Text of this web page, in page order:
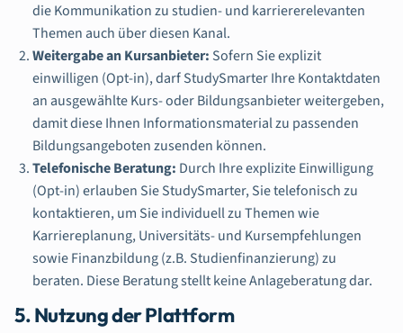
die Kommunikation zu studien- und karriererelevanten
Themen auch über diesen Kanal.
Weitergabe an Kursanbieter: Sofern Sie explizit
einwilligen (Opt-in), darf StudySmarter Ihre Kontaktdaten
an ausgewählte Kurs- oder Bildungsanbieter weitergeben,
damit diese Ihnen Informationsmaterial zu passenden
Bildungsangeboten zusenden können.
Telefonische Beratung: Durch Ihre explizite Einwilligung
(Opt-in) erlauben Sie StudySmarter, Sie telefonisch zu
kontaktieren, um Sie individuell zu Themen wie
Karriereplanung, Universitäts- und Kursempfehlungen
sowie Finanzbildung (z.B. Studienfinanzierung) zu
beraten. Diese Beratung stellt keine Anlageberatung dar.
5. Nutzung der Plattform